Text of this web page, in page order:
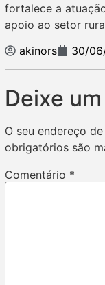
fortalece a
apoio ao setor
akinors
30/
Deixe
O seu endereço
obrigatórios são
Comentário *